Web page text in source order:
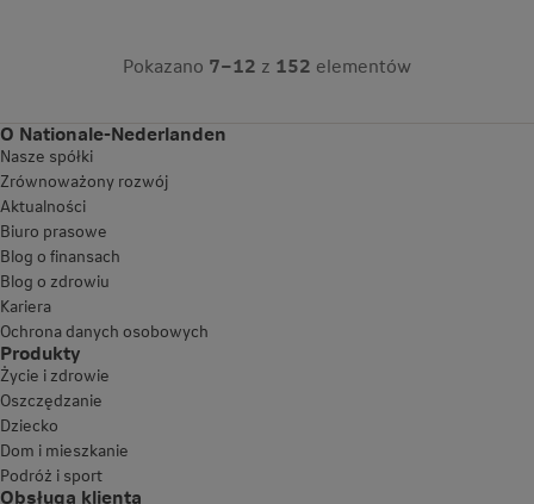
Pokazano 7–12 z 152 elementów
O Nationale-Nederlanden
Nasze spółki
Zrównoważony rozwój
Aktualności
Biuro prasowe
Blog o finansach
Blog o zdrowiu
Kariera
Ochrona danych osobowych
Produkty
Życie i zdrowie
Oszczędzanie
Dziecko
Dom i mieszkanie
Podróż i sport
Obsługa klienta